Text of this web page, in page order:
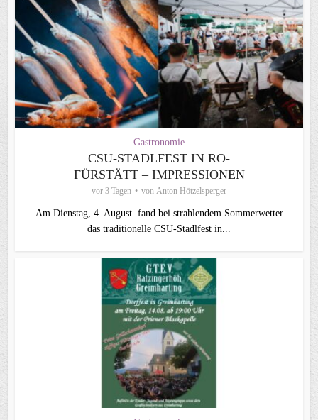
Gastronomie
CSU-STADLFEST IN RO-
FÜRSTÄTT – IMPRESSIONEN
vor 3 Tagen von Anton Hötzelsperger
Am Dienstag, 4. August fand bei strahlendem Sommerwetter
das traditionelle CSU-Stadlfest in...